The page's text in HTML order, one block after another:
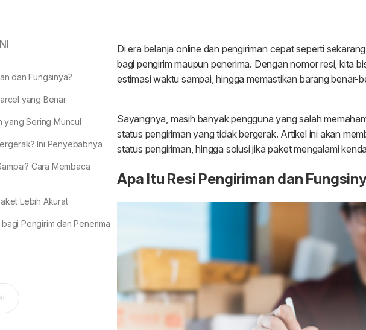
dan Fungsinya?
yang Benar
yang Sering Muncul
Ini Penyebabnya
Cara Membaca
Lebih Akurat
Pengirim dan Penerima